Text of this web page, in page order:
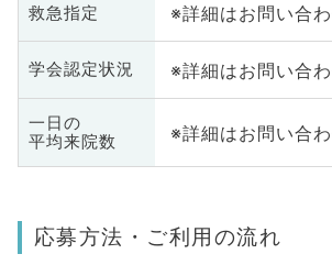
救急指定 ※詳細はお問い合
学会認定状況 ※詳細はお問い合
一日の
平均来院数
※詳細はお問い合
応募方法・ご利用の流れ